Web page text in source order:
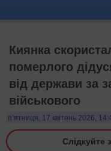
Киянка
померлого
від держави за
військового
п’ятниця, 17 квітень 2026,
Слідкуйте